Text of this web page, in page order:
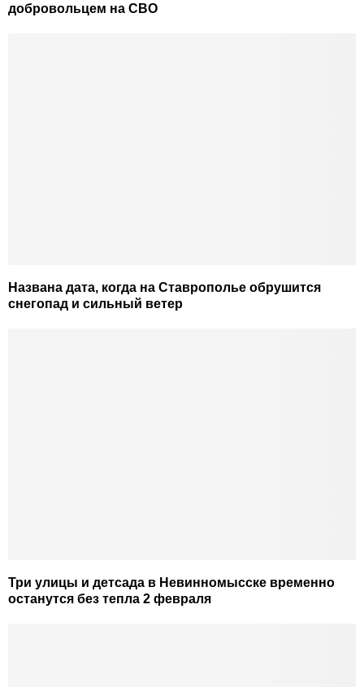
добровольцем на СВО
Названа дата, когда на Ставрополье обрушится
снегопад и сильный ветер
Три улицы и детсада в Невинномысске временно
останутся без тепла 2 февраля